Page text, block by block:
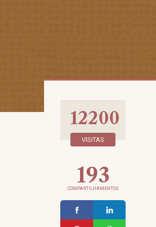
12200
VISITAS
193
COMPARTILHAMENTOS